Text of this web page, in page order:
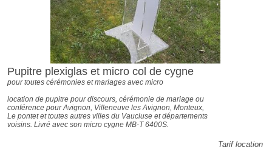
Pupitre plexiglas et micro col de cygne
pour toutes cérémonies et mariages avec micro
location de pupitre pour discours, cérémonie de mariage ou
conférence pour Avignon, Villeneuve les Avignon, Monteux,
Le pontet et toutes autres villes du Vaucluse et départements
voisins. Livré avec son micro cygne MB-T 6400S.
Tarif location